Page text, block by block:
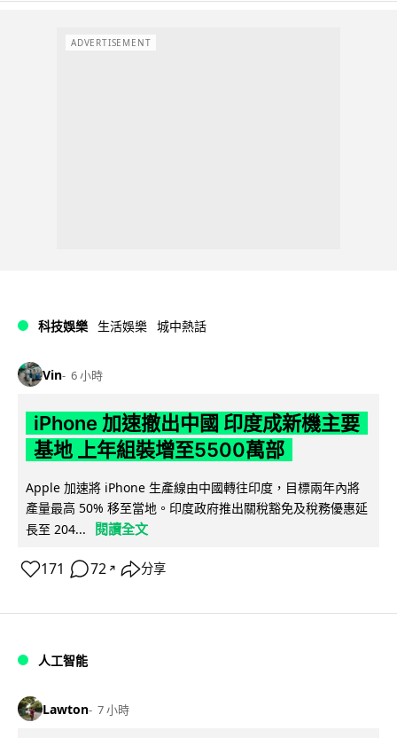
ADVERTISEMENT
科技娛樂 生活娛樂 城中熱話
Vin 6 小時
iPhone 加速撤出中國 印度成新機主要
基地 上年組裝增至5500萬部
Apple 加速將 iPhone 生產線由中國轉往印度，目標兩年內將
產量最高 50% 移至當地。印度政府推出關稅豁免及稅務優惠延
長至 204...
閱讀全文
171 72 ↗ 分享
人工智能
Lawton 7 小時